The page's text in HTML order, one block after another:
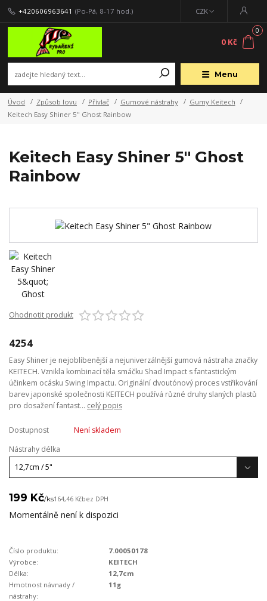
Menu
CZK
+420606963641 (Po-Pá, 8-17 hod.)
0
0 Kč
Úvod Způsob lovu Přívlač Gumové nástrahy
Gumy Keitech
Keitech Easy Shiner 5" Ghost Rainbow
Keitech Easy Shiner 5" Ghost
Rainbow
Ohodnotit produkt
4254
Easy Shiner je nejoblíbenější a nejuniverzálnější gumová nástraha značky
KEITECH. Vznikla kombinací těla smáčku Shad Impact s fantastickým
účinkem ocásku Swing Impactu. Originální dvoutónový proces vstřikování
barev japonské společnosti KEITECH používá různé druhy slaných plastů
pro dosažení fantast... celý popis
Dostupnost
Není skladem
Nástrahy délka
199 Kč/ks164,46 Kčbez DPH
Momentálně není k dispozici
Číslo produktu:
7.00050178
Výrobce:
KEITECH
Délka:
12,7cm
Hmotnost návnady /
nástrahy:
11g